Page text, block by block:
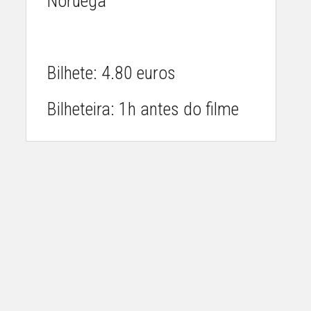
Bilhete: 4.80 euros
Bilheteira: 1h antes do filme